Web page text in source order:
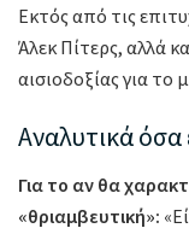
Εκτός από τις
Άλεκ Πίτερς, αλλά
αισιοδοξίας για το
Αναλυτικά όσα
Για το αν θα
«θριαμβευτική»: